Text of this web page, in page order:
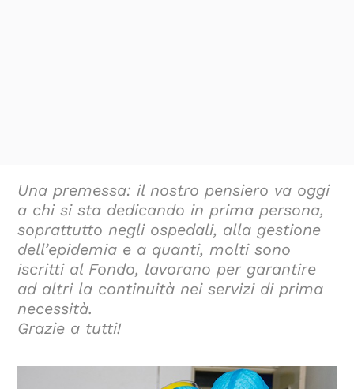
Una premessa: il nostro pensiero va oggi
a chi si sta dedicando in prima persona,
soprattutto negli ospedali, alla gestione
dell’epidemia e a quanti, molti sono
iscritti al Fondo, lavorano per garantire
ad altri la continuità nei servizi di prima
necessità.
Grazie a tutti!